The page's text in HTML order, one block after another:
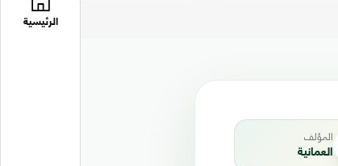
الرئيسية
المؤلف
العمانية